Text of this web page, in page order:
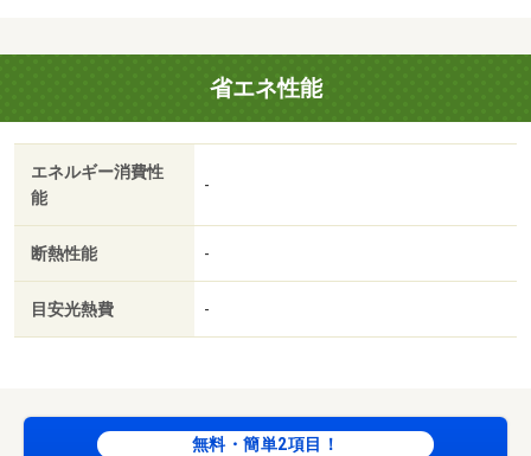
要／ＩＨクッキングヒーター／照明付／保証人不要／２沿
線利用可／物置／ネット使用料不要／トランクルーム／２
駅利用可／都市ガス／敷金・礼金不要／保証会社利用可／
光陽小学校（小学校）まで２９１ｍ／クスリのアオキ（ド
ラッグストア）まで３６５ｍ／ニチイキッズとやま光陽保
育園（幼稚園・保育園）まで４０１ｍ／ファミリーマート
３０ｍ／セブンイレブン（コンビニ）まで６２８ｍ/賃貸戸
数:6戸
省エネ性能
エネルギー消費性
能
-
断熱性能 -
目安光熱費 -
無料・簡単2項目！